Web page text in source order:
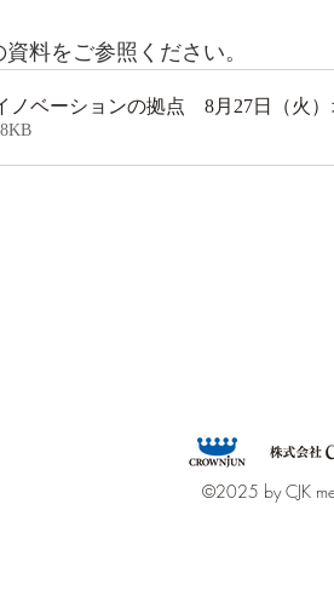
料をご参照ください。
ノベーションの拠点 8月27日（火
©2025 by CJK